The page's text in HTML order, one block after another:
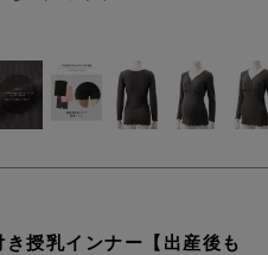
ー
授乳インナー【出産後も